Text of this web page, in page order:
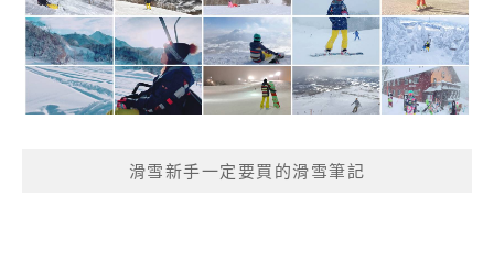
滑雪新手一定要買的滑雪筆記